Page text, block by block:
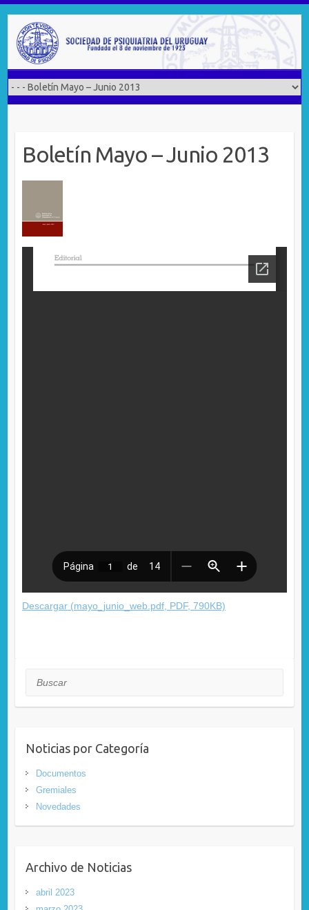
contenido
Boletín Mayo – Junio 2013
Descargar (mayo_junio_web.pdf, PDF, 790KB)
Buscar
Noticias por Categoría
Documentos
Gremiales
Novedades
Archivo de Noticias
abril 2023